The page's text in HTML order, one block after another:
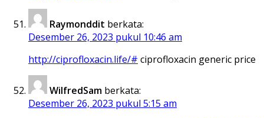
Raymonddit berkata:
Desember 26, 2023 pukul 10:46 am
http://ciprofloxacin.life/# ciprofloxacin generic price
WilfredSam berkata:
Desember 26, 2023 pukul 5:15 am